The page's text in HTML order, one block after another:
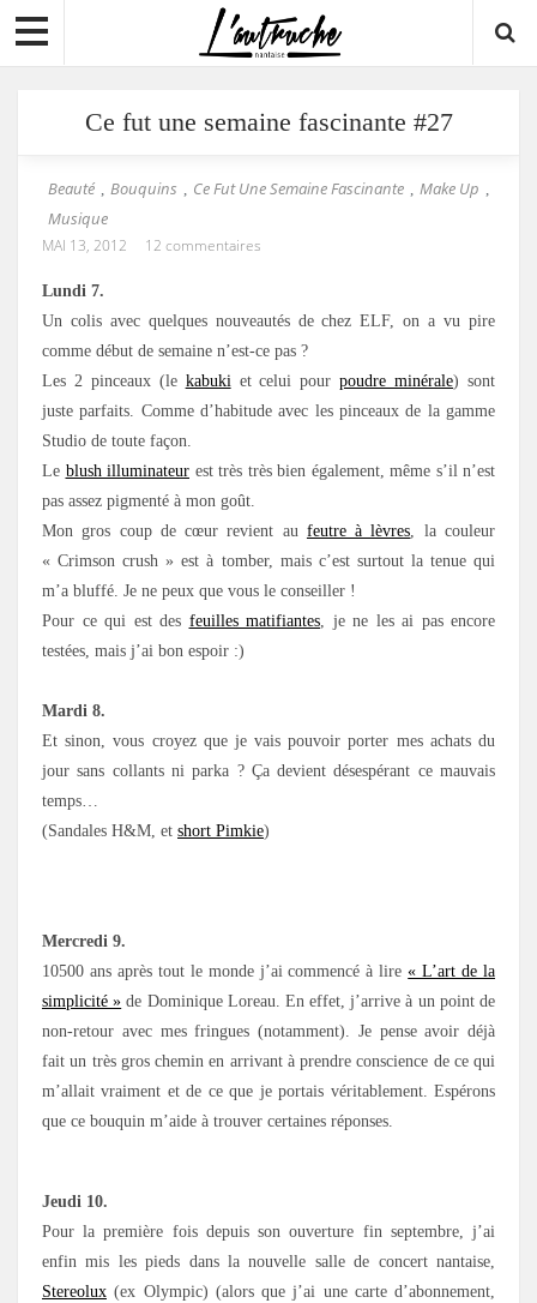
Ce fut une semaine fascinante #27
Beauté , Bouquins , Ce Fut Une Semaine Fascinante , Make Up ,
Musique
MAI 13, 2012 12 commentaires
Lundi 7.
Un colis avec quelques nouveautés de chez ELF, on a vu pire
comme début de semaine n’est-ce pas ?
Les 2 pinceaux (le kabukiet celui pourpoudre minérale) sont
juste parfaits. Comme d’habitude avec les pinceaux de la gamme
Studio de toute façon.
Le blush illuminateur est très très bien également, même s’il n’est
pas assez pigmenté à mon goût.
Mon gros coup de cœur revient au feutre à lèvres, la couleur
« Crimson crush » est à tomber, mais c’est surtout la tenue qui
m’a bluffé. Je ne peux que vous le conseiller !
Pour ce qui est des feuilles matifiantes, je ne les ai pas encore
testées, mais j’ai bon espoir :)
Mardi 8.
Et sinon, vous croyez que je vais pouvoir porter mes achats du
jour sans collants ni parka ? Ça devient désespérant ce mauvais
temps…
(Sandales H&M, et short Pimkie)
Mercredi 9.
10500 ans après tout le monde j’ai commencé à lire« L’art de la
simplicité » de Dominique Loreau. En effet, j’arrive à un point de
non-retour avec mes fringues (notamment). Je pense avoir déjà
fait un très gros chemin en arrivant à prendre conscience de ce qui
m’allait vraiment et de ce que je portais véritablement. Espérons
que ce bouquin m’aide à trouver certaines réponses.
Jeudi 10.
Pour la première fois depuis son ouverture fin septembre, j’ai
enfin mis les pieds dans la nouvelle salle de concert nantaise,
Stereolux (ex Olympic) (alors que j’ai une carte d’abonnement,